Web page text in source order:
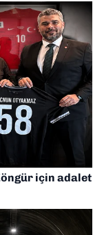
için adalet